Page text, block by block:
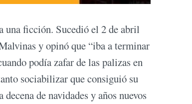
una ficción. Sucedió el 2 de abril
y opinó que “iba a terminar
podía zafar de las palizas en
sociabilizar que consiguió su
de navidades y años nuevos